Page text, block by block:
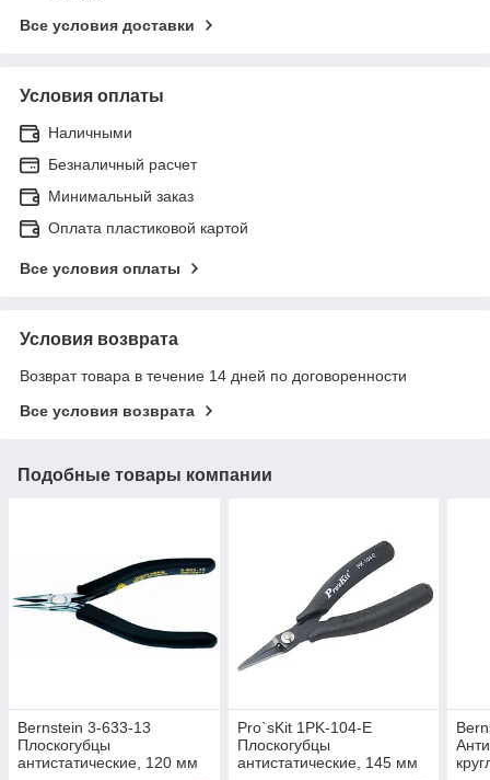
Все условия доставки
Условия оплаты
Наличными
Безналичный расчет
Минимальный заказ
Оплата пластиковой картой
Все условия оплаты
Условия возврата
Возврат товара в течение 14 дней по договоренности
Все условия возврата
Подобные товары компании
Bernstein 3-633-13
Плоскогубцы
антистатические, 120 мм
Pro`sKit 1PK-104-E
Плоскогубцы
антистатические, 145 мм